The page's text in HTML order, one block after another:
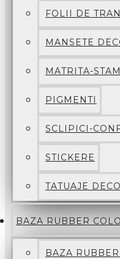
FOLII DE
MANSETE
MATRITA-
PIGMENTI
SCLIPICI-
STICKERE
TATUAJE
BAZA RUBBER
BAZA